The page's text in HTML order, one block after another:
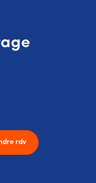
rdv